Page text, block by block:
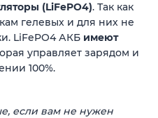
(LiFePO4). Так как
гелевых и для них не
LiFePO4 АКБ имеют
управляет зарядом и
100%.
если вам не нужен